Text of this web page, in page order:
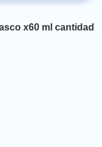
x60 ml cantidad